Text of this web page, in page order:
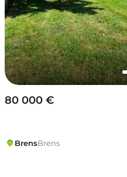
80 000 €
BrensBrens